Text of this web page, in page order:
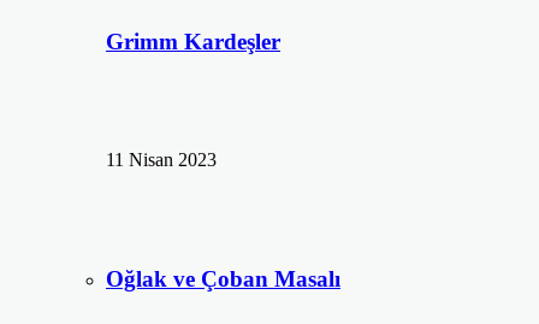
Grimm Kardeşler
11 Nisan 2023
Oğlak ve Çoban Masalı